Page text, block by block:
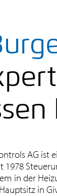
AG
1978
in der
in